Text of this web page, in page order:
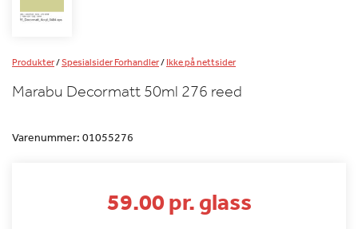
Produkter/Spesialsider Forhandler/Ikke på nettsider
Marabu Decormatt 50ml 276 reed
Varenummer: 01055276
59.00 pr. glass